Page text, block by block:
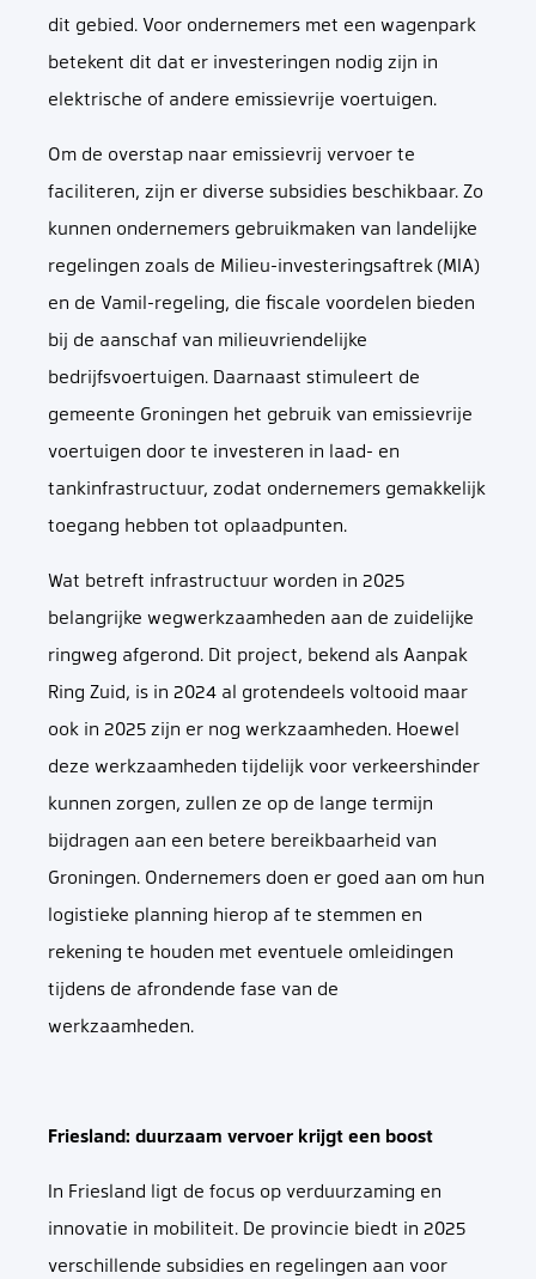
dit gebied. Voor ondernemers met een wagenpark
betekent dit dat er investeringen nodig zijn in
elektrische of andere emissievrije voertuigen.
Om de overstap naar emissievrij vervoer te
faciliteren, zijn er diverse subsidies beschikbaar. Zo
kunnen ondernemers gebruikmaken van landelijke
regelingen zoals de Milieu-investeringsaftrek (MIA)
en de Vamil-regeling, die fiscale voordelen bieden
bij de aanschaf van milieuvriendelijke
bedrijfsvoertuigen. Daarnaast stimuleert de
gemeente Groningen het gebruik van emissievrije
voertuigen door te investeren in laad- en
tankinfrastructuur, zodat ondernemers gemakkelijk
toegang hebben tot oplaadpunten.
Wat betreft infrastructuur worden in 2025
belangrijke wegwerkzaamheden aan de zuidelijke
ringweg afgerond. Dit project, bekend als Aanpak
Ring Zuid, is in 2024 al grotendeels voltooid maar
ook in 2025 zijn er nog werkzaamheden. Hoewel
deze werkzaamheden tijdelijk voor verkeershinder
kunnen zorgen, zullen ze op de lange termijn
bijdragen aan een betere bereikbaarheid van
Groningen. Ondernemers doen er goed aan om hun
logistieke planning hierop af te stemmen en
rekening te houden met eventuele omleidingen
tijdens de afrondende fase van de
werkzaamheden.
Friesland: duurzaam vervoer krijgt een boost
In Friesland ligt de focus op verduurzaming en
innovatie in mobiliteit. De provincie biedt in 2025
verschillende subsidies en regelingen aan voor